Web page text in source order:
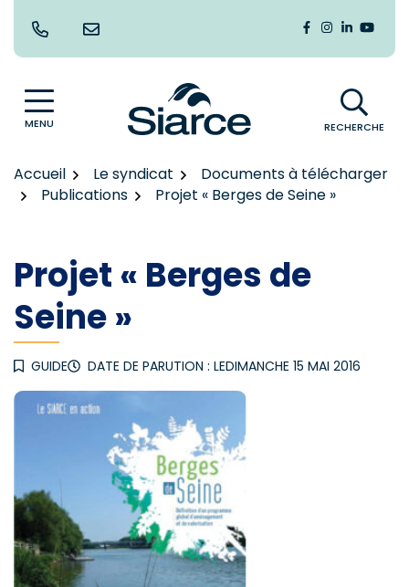
contenu
Lien vers le
Lien vers le
Lien vers
Lien
MENU RECHERCHE
Accueil Le syndicat
Documents à télécharger
Publications
Projet « Berges de Seine »
Projet « Berges de
Seine »
GUIDE DATE DE PARUTION : LEDIMANCHE 15 MAI 2016